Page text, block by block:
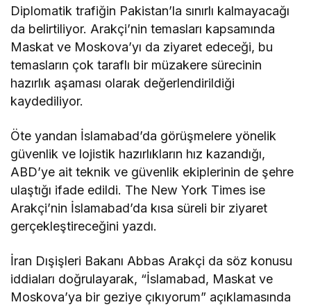
Diplomatik trafiğin Pakistan’la sınırlı kalmayacağı
da belirtiliyor. Arakçi’nin temasları kapsamında
Maskat ve Moskova’yı da ziyaret edeceği, bu
temasların çok taraflı bir müzakere sürecinin
hazırlık aşaması olarak değerlendirildiği
kaydediliyor.
Öte yandan İslamabad’da görüşmelere yönelik
güvenlik ve lojistik hazırlıkların hız kazandığı,
ABD’ye ait teknik ve güvenlik ekiplerinin de şehre
ulaştığı ifade edildi. The New York Times ise
Arakçi’nin İslamabad’da kısa süreli bir ziyaret
gerçekleştireceğini yazdı.
İran Dışişleri Bakanı Abbas Arakçi da söz konusu
iddiaları doğrulayarak, “İslamabad, Maskat ve
Moskova’ya bir geziye çıkıyorum” açıklamasında